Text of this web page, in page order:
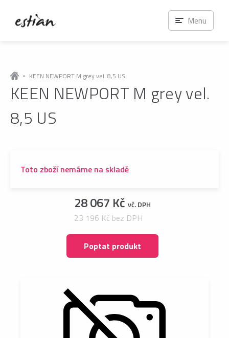
KEEN NEWPORT M grey vel. 8,5 US
KEEN NEWPORT M grey vel.
8,5 US
Toto zboží nemáme na skladě
28 067 Kč vč. DPH
23 196 Kč bez DPH
Poptat produkt
Menu